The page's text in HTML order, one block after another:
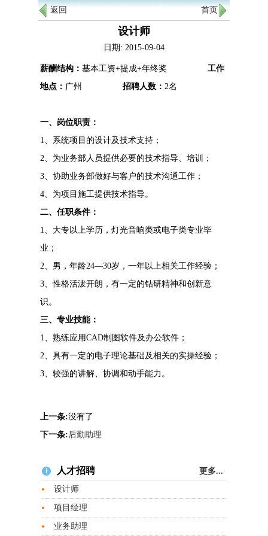
返回 首页
设计师
日期: 2015-09-04
薪酬结构：基本工资+提成+年终奖工作
地点： 广州 招聘人数：2名
一、岗位职责：
1、系统项目的设计及技术支持；
2、为业务部人员提供必要的技术指导、培训；
3、协助业务部做好与客户的技术沟通工作；
4、为项目施工提供技术指导。
二、任职条件：
1、大专以上学历，灯光音响类或电子类专业毕
业；
2、男，年龄24—30岁，一年以上相关工作经验；
3、性格活泼开朗，有一定的钻研精神和创新意
识。
三、专业技能：
1、熟练应用CAD制图软件及办公软件；
2、具有一定的电子理论基础及相关的实操经验；
3、较强的讲解、协调和动手能力。
上一条:没有了
下一条:后勤助理
人才招聘
更多...
设计师
项目经理
业务助理